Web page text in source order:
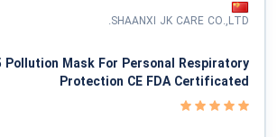
SHAANXI JK CARE CO.,LTD.
Pollution Mask For Personal Respiratory
Protection CE FDA Certificated